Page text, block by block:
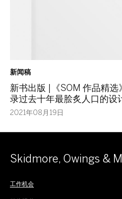
新闻稿
新书出版 |《SOM 作品精
录过去十年最脍炙人口的设
2021年08月19日
Skidmore, Owings &
工作机会